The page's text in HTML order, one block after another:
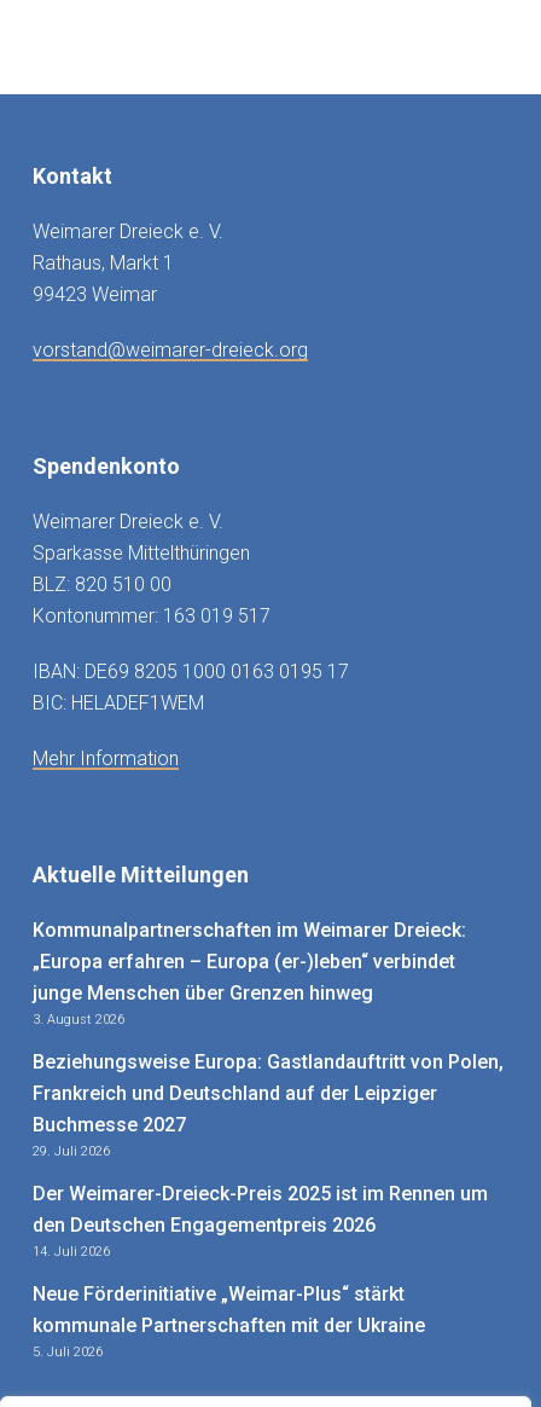
Kontakt
Weimarer Dreieck e. V.
Rathaus, Markt 1
99423 Weimar
vorstand@weimarer-dreieck.org
Spendenkonto
Weimarer Dreieck e. V.
Sparkasse Mittelthüringen
BLZ: 820 510 00
Kontonummer: 163 019 517
IBAN: DE69 8205 1000 0163 0195 17
BIC: HELADEF1WEM
Mehr Information
Aktuelle Mitteilungen
Kommunalpartnerschaften im Weimarer Dreieck:
„Europa erfahren – Europa (er-)leben“ verbindet
junge Menschen über Grenzen hinweg
3. August 2026
Beziehungsweise Europa: Gastlandauftritt von Polen,
Frankreich und Deutschland auf der Leipziger
Buchmesse 2027
29. Juli 2026
Der Weimarer-Dreieck-Preis 2025 ist im Rennen um
den Deutschen Engagementpreis 2026
14. Juli 2026
Neue Förderinitiative „Weimar-Plus“ stärkt
kommunale Partnerschaften mit der Ukraine
5. Juli 2026